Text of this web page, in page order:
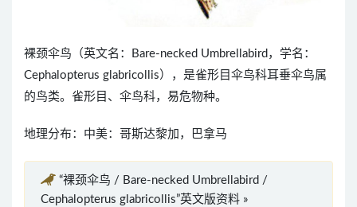
裸颈伞鸟（英文名：Bare-necked Umbrellabird，学名：
Cephalopterus glabricollis），是雀形目伞鸟科耳垂伞鸟属
的鸟类。雀形目、伞鸟科，易危物种。
地理分布：中美：哥斯达黎加，巴拿马
“裸颈伞鸟 / Bare-necked Umbrellabird /
Cephalopterus glabricollis”英文版资料 »